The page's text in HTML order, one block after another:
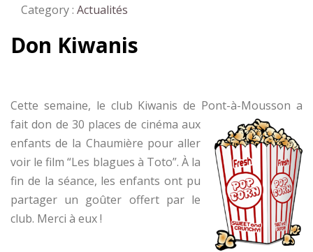
Category : Actualités
Don Kiwanis
Cette semaine, le club Kiwanis de Pont-à-Mousson a
fait don de 30 places de cinéma aux
enfants de la Chaumière pour aller
voir le film “Les blagues à Toto”. À la
fin de la séance, les enfants ont pu
partager un goûter offert par le
club. Merci à eux !